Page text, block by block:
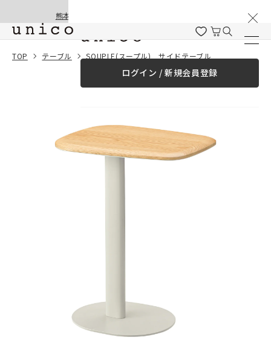
熊本地震の影響による配送遅延と停止について
ログイン / 新規会員登録
商品カテゴリー一覧
家具シリーズ一覧
TOP テーブル SOUPLE(スープル) サイドテーブル
一緒に購入する